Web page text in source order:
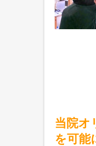
当院オ
を可能